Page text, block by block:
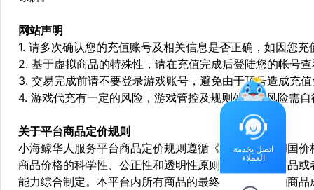
网站声明
1. 请多次确认您的充值账号及相关信息是否正确，如因您
2. 基于虚拟商品的特殊性，请在充值完成后登陆您的帐号
3. 交易完成前请不要登录游戏账号，避免由于顶号造成充
4. 游戏代充有一定的风险，游戏管控及规则处罚等风险需
关于平台商品定价规则
小海鲸华人服务平台商品定价规则遵循《中华人民共和国
商品价格的科学性、公正性和透明性原则，依据相关商品
能力综合制定。本平台内所有商品的最终销售价格均由商
اتصل بخدمة
العملاء